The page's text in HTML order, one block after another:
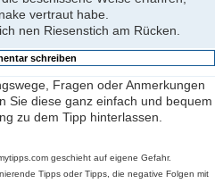
vertraut habe.
nen Riesenstich am Rücken.
Fragen oder Anmerkungen
Sie diese ganz einfach und bequem
zu dem Tipp hinterlassen.
geschieht auf eigene Gefahr.
Tipps oder Tipps, die negative Folgen mit